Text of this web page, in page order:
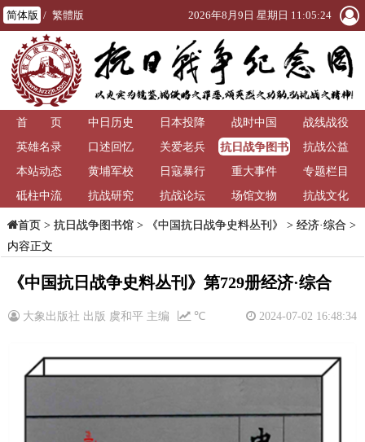
简体版 / 繁體版 2026年8月9日 星期日 11:05:24
首 页 中日历史 日本投降 战时中国
战线战役
英雄名录
口述回忆 关爱老兵
抗日战争图书
馆
抗战公益
本站动态
黄埔军校 日寇暴行 重大事件
专题栏目
砥柱中流
抗战研究 抗战论坛 场馆文物 抗战文化
首页> 抗日战争图书馆> 《中国抗日战争史料丛刊》 > 经济·综合>
内容正文
《中国抗日战争史料丛刊》第729册经济·综合
大象出版社 出版 虞和平 主编 2024-07-02 16:48:34
℃